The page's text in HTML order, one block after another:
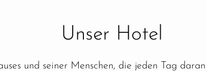
Unser Hotel
und seiner Menschen, die jeden Tag